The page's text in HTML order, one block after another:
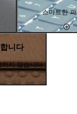
스마트한
니다
지 않습니다